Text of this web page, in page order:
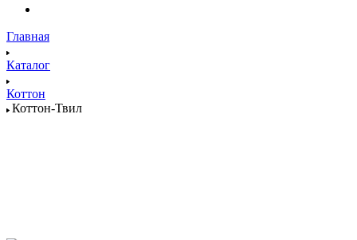
Главная
Каталог
Коттон
Коттон-Твил